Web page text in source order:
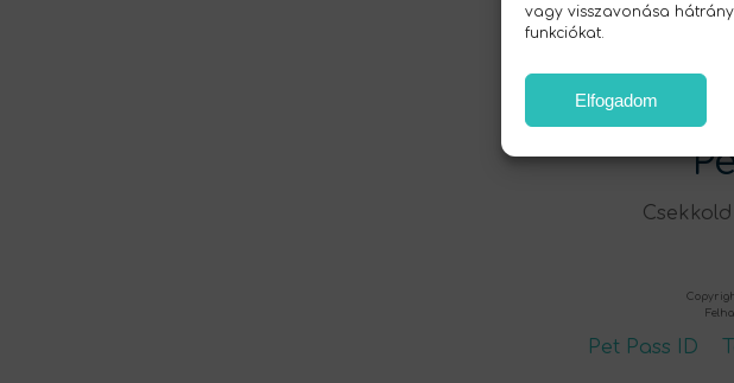
vagy visszavonása
funkciókat.
Elfogadom
Pet Pass ID